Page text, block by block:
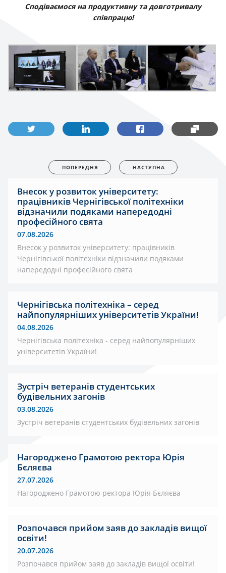
Сподіваємося на продуктивну та довготривалу
співпрацю!
ПОПЕРЕДНЯ НАСТУПНА
Внесок у розвиток університету:
працівників Чернігівської політехніки
відзначили подяками напередодні
професійного свята
07.08.2026
Внесок у розвиток університету: працівників
Чернігівської політехніки відзначили подяками
напередодні професійного свята
Чернігівська політехніка – серед
найпопулярніших університетів України!
04.08.2026
Чернігівська політехніка - серед найпопулярніших
університетів України!
Зустріч ветеранів студентських
будівельних загонів
03.08.2026
Зустріч ветеранів студентських будівельних загонів
Нагороджено Грамотою ректора Юрія
Бєляєва
27.07.2026
Нагороджено Грамотою ректора Юрія Бєляєва
Розпочався прийом заяв до закладів вищої
освіти!
20.07.2026
Розпочався прийом заяв до закладів вищої освіти!